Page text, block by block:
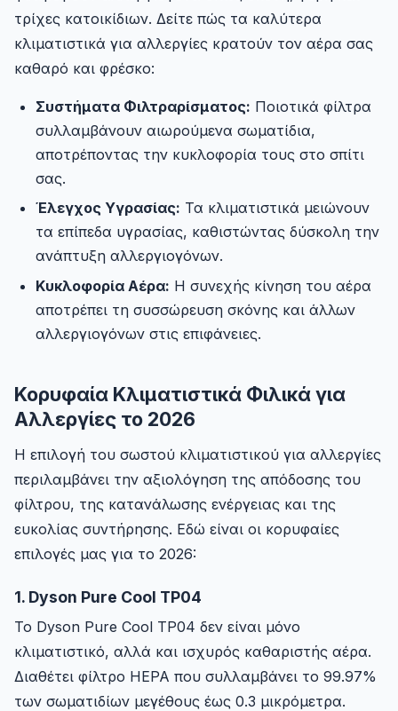
τρίχες κατοικίδιων. Δείτε πώς τα καλύτερα
κλιματιστικά για αλλεργίες κρατούν τον αέρα σας
καθαρό και φρέσκο:
Συστήματα Φιλτραρίσματος: Ποιοτικά φίλτρα
συλλαμβάνουν αιωρούμενα σωματίδια,
αποτρέποντας την κυκλοφορία τους στο σπίτι
σας.
Έλεγχος Υγρασίας: Τα κλιματιστικά μειώνουν
τα επίπεδα υγρασίας, καθιστώντας δύσκολη την
ανάπτυξη αλλεργιογόνων.
Κυκλοφορία Αέρα: Η συνεχής κίνηση του αέρα
αποτρέπει τη συσσώρευση σκόνης και άλλων
αλλεργιογόνων στις επιφάνειες.
Κορυφαία Κλιματιστικά Φιλικά για
Αλλεργίες το 2026
Η επιλογή του σωστού κλιματιστικού για αλλεργίες
περιλαμβάνει την αξιολόγηση της απόδοσης του
φίλτρου, της κατανάλωσης ενέργειας και της
ευκολίας συντήρησης. Εδώ είναι οι κορυφαίες
επιλογές μας για το 2026:
1. Dyson Pure Cool TP04
Το Dyson Pure Cool TP04 δεν είναι μόνο
κλιματιστικό, αλλά και ισχυρός καθαριστής αέρα.
Διαθέτει φίλτρο HEPA που συλλαμβάνει το 99.97%
των σωματιδίων μεγέθους έως 0.3 μικρόμετρα.